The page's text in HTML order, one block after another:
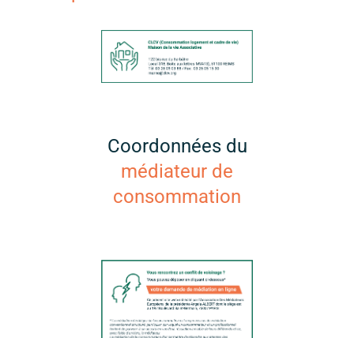
Coordonnées du
médiateur de
consommation